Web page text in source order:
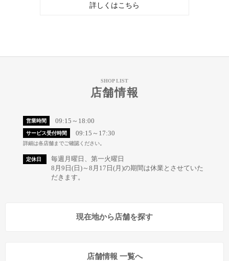
詳しくはこちら
SHOP LIST
店舗情報
営業時間 09:15～18:00
サービス受付時間 09:15～17:30
詳細は各店舗までご確認ください。
定休日
毎週月曜日、第一火曜日
8月9日(日)～8月17日(月)の期間は休業とさせていた
だきます。
現在地から店舗を探す
店舗情報 一覧へ